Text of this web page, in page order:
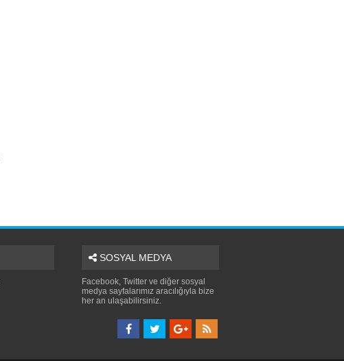
SOSYAL MEDYA
Facebook, Twitter ve diğer sosyal
medya sayfalarımız aracılığıyla bize
her an ulaşabilirsiniz.